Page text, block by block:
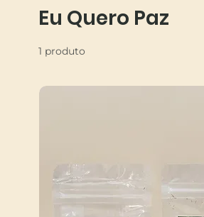
Eu Quero Paz
1 produto